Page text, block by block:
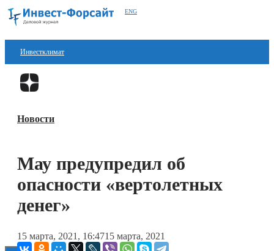
ENG
Инвестклимат
Финансы
Блокчейн
Технологии
Новости
Мау предупредил об
опасности «вертолетных
денег»
15 марта, 2021, 16:4715 марта, 2021